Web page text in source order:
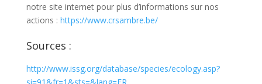
notre site internet pour plus d’informations sur nos
actions : https://www.crsambre.be/
Sources :
http://www.issg.org/database/species/ecology.asp?